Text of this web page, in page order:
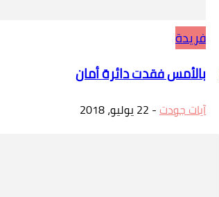
فريدة
بالأمس فقدت دائرة أمان
آيات جودت- 22 يوليو، 2018